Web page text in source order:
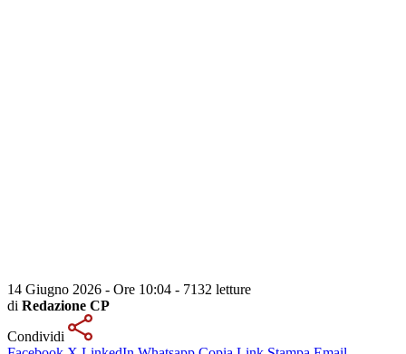
14 Giugno 2026 - Ore 10:04 - 7132 letture
di Redazione CP
Condividi